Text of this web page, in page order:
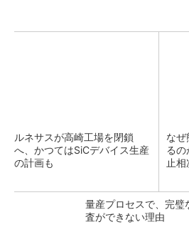
ルネサスが高崎工場を閉鎖
へ、かつてはSiCデバイス生産
の計画も
なぜ
る
止
量産プロセスで、完璧
査ができない理由